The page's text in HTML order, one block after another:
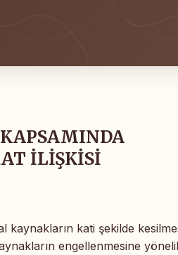
İLİŞKİSİ
kaynakların kati şekilde
engellenmesine